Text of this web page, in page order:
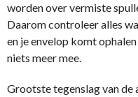
worden over vermiste
Daarom controleer alles
en je envelop komt
niets meer mee.
Grootste tegenslag van de